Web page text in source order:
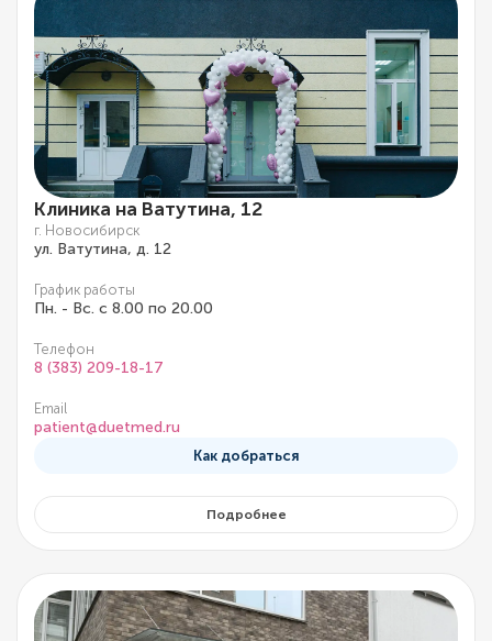
Клиника на Ватутина, 12
г. Новосибирск
ул. Ватутина, д. 12
График работы
Пн. - Вс. с 8.00 по 20.00
Телефон
8 (383) 209-18-17
Email
patient@duetmed.ru
Как добраться
Подробнее